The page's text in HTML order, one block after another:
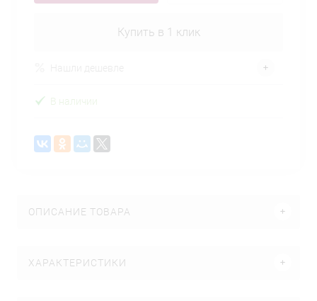
Купить в 1 клик
В наличии
ОПИСАНИЕ ТОВАРА
ХАРАКТЕРИСТИКИ